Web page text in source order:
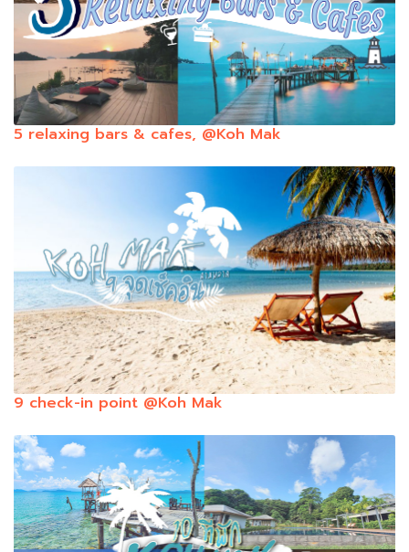
5 relaxing bars & cafes, @Koh Mak
9 check-in point @Koh Mak